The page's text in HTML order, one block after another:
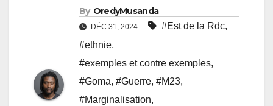
By OredyMusanda
DÉC 31, 2024 #Est de la Rdc,
#ethnie,
#exemples et contre exemples,
#Goma, #Guerre, #M23,
#Marginalisation,